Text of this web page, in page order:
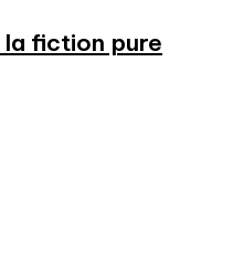
fiction pure